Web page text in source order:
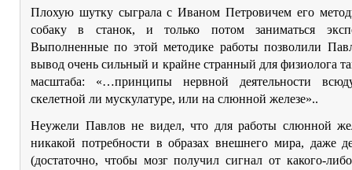
Плохую шутку сыграла с Иваном Петровичем его
собаку в станок, и только потом заниматься
Выполненные по этой методике работы позволили
вывод очень сильный и крайне странный для физиолога
масштаба: «…принципы нервной деятельности
скелетной ли мускулатуре, или на слюнной железе»..
Неужели Павлов не видел, что для работы слюнной
никакой потребности в образах внешнего мира, даже
(достаточно, чтобы мозг получил сигнал от какого-